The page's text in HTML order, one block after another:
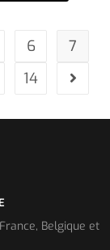
6
7
14
Belgique et